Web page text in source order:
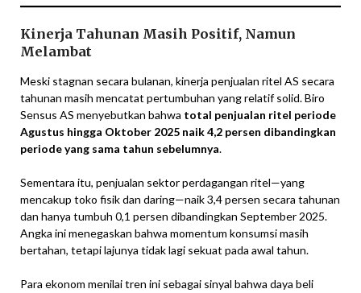
Kinerja Tahunan Masih Positif, Namun
Melambat
Meski stagnan secara bulanan, kinerja penjualan ritel AS secara
tahunan masih mencatat pertumbuhan yang relatif solid. Biro
Sensus AS menyebutkan bahwa total penjualan ritel periode
Agustus hingga Oktober 2025 naik 4,2 persen dibandingkan
periode yang sama tahun sebelumnya.
Sementara itu, penjualan sektor perdagangan ritel—yang
mencakup toko fisik dan daring—naik 3,4 persen secara tahunan
dan hanya tumbuh 0,1 persen dibandingkan September 2025.
Angka ini menegaskan bahwa momentum konsumsi masih
bertahan, tetapi lajunya tidak lagi sekuat pada awal tahun.
Para ekonom menilai tren ini sebagai sinyal bahwa daya beli